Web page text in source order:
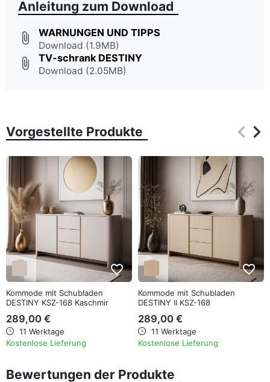
Anleitung zum Download
attach_file WARNUNGEN UND TIPPS
Download (1.9MB)
attach_file TV-schrank DESTINY
Download (2.05MB)
Vorgestellte Produkte keyboard_arrow_left
keyboard_arrow_right
favorite_border
Kommode mit Schubladen
DESTINY KSZ-168 Kaschmir
289,00 €
11 Werktage
Kostenlose Lieferung
favorite_border
Kommode mit Schubladen
DESTINY II KSZ-168
289,00 €
11 Werktage
Kostenlose Lieferung
Bewertungen der Produkte